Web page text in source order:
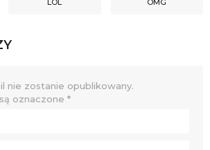
nie zostanie opublikowany.
oznaczone *